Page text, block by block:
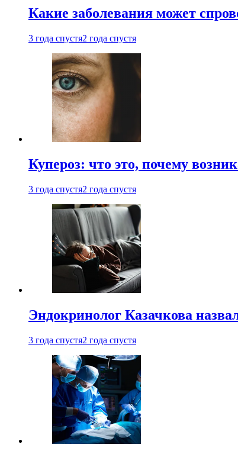
Какие заболевания может
3 года спустя2 года спустя
Купероз: что это, почему
3 года спустя2 года спустя
Эндокринолог Казачкова
3 года спустя2 года спустя